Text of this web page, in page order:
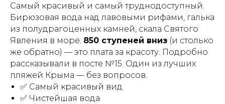
Самый красивый и самый труднодоступный.
Бирюзовая вода над лавовыми рифами, галька
из полудрагоценных камней, скала Святого
Явления в море. 850 ступеней вниз (и столько
же обратно) — это плата за красоту. Подробно
рассказывали в посте №15. Один из лучших
пляжей Крыма — без вопросов.
✅ Самый красивый вид
✅ Чистейшая вода